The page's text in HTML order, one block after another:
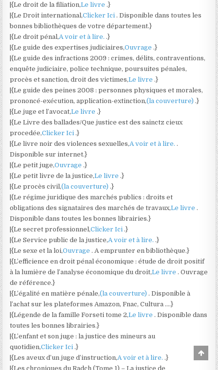
|{Le droit de la filiation,Le livre .}
|{Le Droit international,Clicker Ici . Disponible dans toutes les
bonnes bibliothèques de votre département.}
|{Le droit pénal,A voir et à lire. .}
|{Le guide des expertises judiciaires,Ouvrage .}
|{Le guide des infractions 2009 : crimes, délits, contraventions,
enquête judiciaire, police technique, poursuites pénales,
procès et sanction, droit des victimes,Le livre .}
|{Le guide des peines 2008 : personnes physiques et morales,
prononcé-exécution, application-extinction,(la couverture) .}
|{Le juge et l’avocat,Le livre .}
|{Le Livre des ballades/Que justice est des sainctz cieux
procedée,Clicker Ici .}
|{Le livre noir des violences sexuelles,A voir et à lire. .
Disponible sur internet.}
|{Le petit juge,Ouvrage .}
|{Le petit livre de la justice,Le livre .}
|{Le procès civil,(la couverture) .}
|{Le régime juridique des marchés publics : droits et
obligations des signataires des marchés de travaux,Le livre .
Disponible dans toutes les bonnes librairies.}
|{Le secret professionnel,Clicker Ici .}
|{Le Service public de la justice,A voir et à lire. .}
|{Le sexe et la loi,Ouvrage . A emprunter en bibliothèque.}
|{L’efficience en droit pénal économique : étude de droit positif
à la lumière de l’analyse économique du droit,Le livre . Ouvrage
de référence.}
|{L’égalité en matière pénale,(la couverture) . Disponible à
l’achat sur les plateformes Amazon, Fnac, Cultura ….}
|{Légende de la famille Forseti tome 2,Le livre . Disponible dans
toutes les bonnes librairies.}
|{L’enfant et son juge : la justice des mineurs au
quotidien,Clicker Ici .}
|{Les aveux d’un juge d’instruction,A voir et à lire. .}
|{Les chroniques du Radch (Tome 1) – La justice de
to
Top